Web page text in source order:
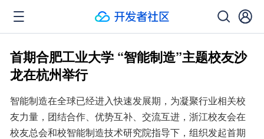
首期合肥工业大学 “智能制造”主题校友沙
龙在杭州举行
智能制造在全球已经进入快速发展期，为凝聚行业相关校
友力量，团结合作、优势互补、交流互进，浙江校友会在
校友总会和校智能制造技术研究院指导下，组织发起首期